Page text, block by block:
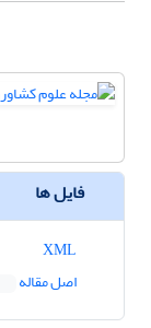
فایل ها
اصل مقاله